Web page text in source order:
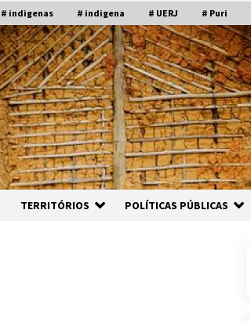
# indigenas # indigena # UERJ # Puri
TERRITÓRIOS POLÍTICAS PÚBLICAS